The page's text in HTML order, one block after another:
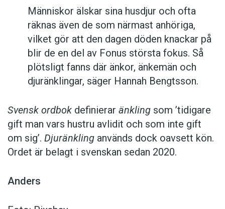
Människor älskar sina husdjur och ofta
räknas även de som närmast anhöriga,
vilket gör att den dagen döden knackar på
blir de en del av Fonus största fokus. Så
plötsligt fanns där änkor, änkemän och
djuränklingar, säger Hannah Bengtsson.
Svensk ordbok definierar änkling som ’tidigare
gift man vars hustru av­lidit och som inte gift
om sig’. Djuränkling används dock oavsett kön.
Ordet är belagt i svenskan sedan 2020.
Anders